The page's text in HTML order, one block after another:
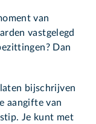
van
vastgelegd
Dan
bijschrijven
aangifte van
Je kunt met